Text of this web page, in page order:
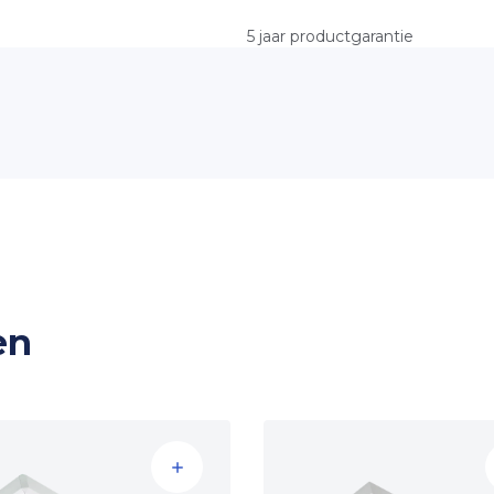
5 jaar productgarantie